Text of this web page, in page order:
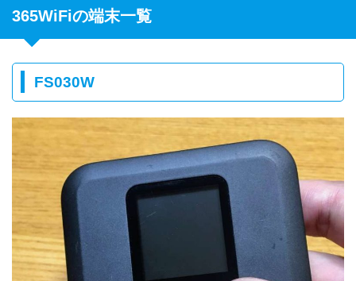
365WiFiの端末一覧
FS030W